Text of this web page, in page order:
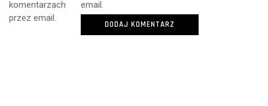
komentarzach
przez email.
email.